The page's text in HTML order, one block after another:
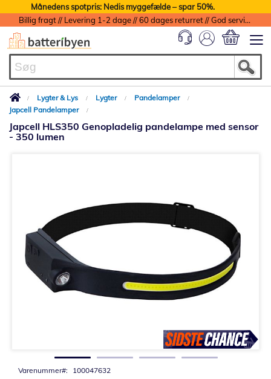
Månedens spotpris: Nedis myggefælde – spar 50%.
Billig fragt // Levering 1-2 dage // 60 dages returret // God service med garanti
Lygter & Lys Lygter
Pandelamper
Japcell Pandelamper
Japcell HLS350 Genopladelig pandelampe med sensor
- 350 lumen
Varenummer 100047632
billedgalleriet